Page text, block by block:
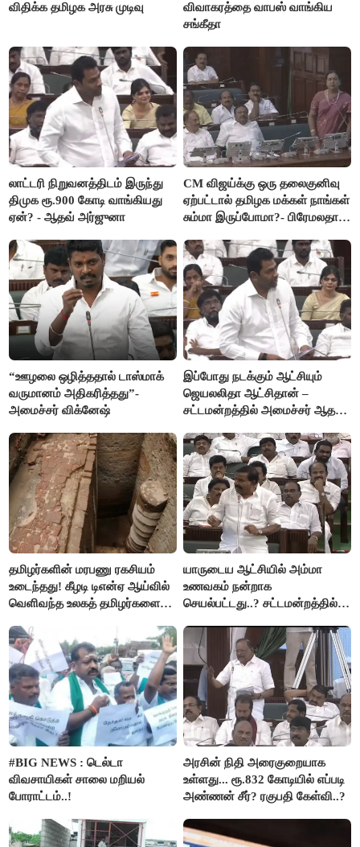
விதிக்க தமிழக அரசு முடிவு
விவாகரத்தை வாபஸ் வாங்கிய
சங்கீதா
லாட்டரி நிறுவனத்திடம் இருந்து
திமுக ரூ.900 கோடி வாங்கியது
ஏன்? - ஆதவ் அர்ஜுனா
CM விஜய்க்கு ஒரு தலைகுனிவு
ஏற்பட்டால் தமிழக மக்கள் நாங்கள்
சும்மா இருப்போமா?- பிரேமலதா
“ஊழலை ஒழித்ததால் டாஸ்மாக்
வருமானம் அதிகரித்தது”-
அமைச்சர் விக்னேஷ்
இப்போது நடக்கும் ஆட்சியும்
ஜெயலலிதா ஆட்சிதான் –
சட்டமன்றத்தில் அமைச்சர் ஆதவ்
தமிழர்களின் மரபணு ரகசியம்
உடைந்தது! கீழடி டிஎன்ஏ ஆய்வில்
வெளிவந்த உலகத் தமிழர்களை
யாருடைய ஆட்சியில் அம்மா
உணவகம் நன்றாக
செயல்பட்டது..? சட்டமன்றத்தில்
#BIG NEWS : டெல்டா
விவசாயிகள் சாலை மறியல்
போராட்டம்..!
அரசின் நிதி அரைகுறையாக
உள்ளது... ரூ.832 கோடியில் எப்படி
அண்ணன் சீர்? ரகுபதி கேள்வி..?